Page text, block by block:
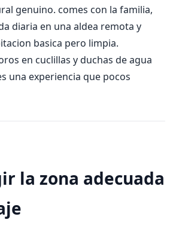
genuino. comes con la familia,
diaria en una aldea remota y
basica pero limpia.
en cuclillas y duchas de agua
una experiencia que pocos
la zona adecuada